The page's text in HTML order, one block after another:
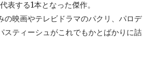
表する1本となった傑作。
の映画やテレビドラマのパクリ、パロデ
スティーシュがこれでもかとばかりに詰